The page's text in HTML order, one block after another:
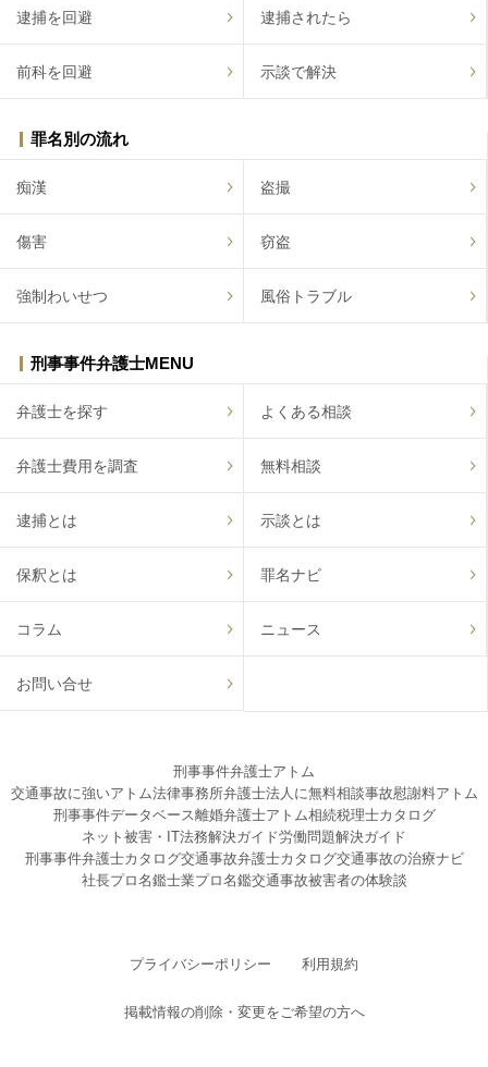
逮捕を回避 逮捕されたら
前科を回避 示談で解決
罪名別の流れ
痴漢 盗撮
傷害 窃盗
強制わいせつ 風俗トラブル
刑事事件弁護士MENU
弁護士を探す よくある相談
弁護士費用を調査 無料相談
逮捕とは 示談とは
保釈とは 罪名ナビ
コラム ニュース
お問い合せ
刑事事件弁護士アトム
交通事故に強いアトム法律事務所弁護士法人に無料相談事故慰謝料アトム
刑事事件データベース離婚弁護士アトム相続税理士カタログ
ネット被害・IT法務解決ガイド労働問題解決ガイド
刑事事件弁護士カタログ交通事故弁護士カタログ交通事故の治療ナビ
社長プロ名鑑士業プロ名鑑交通事故被害者の体験談
プライバシーポリシー 利用規約
掲載情報の削除・変更をご希望の方へ